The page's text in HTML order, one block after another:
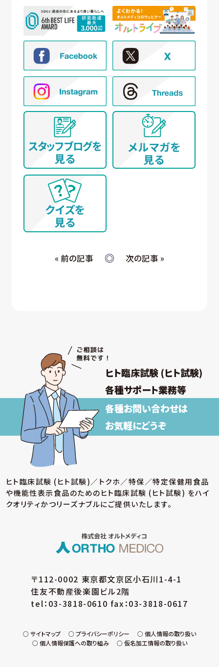
信、対象者の抽出を含む)
② 新規モニター試験の参加者募集および管理
③ モニター試験参加者への条件確認、連絡
④ モニター試験参加者への謝礼の支払い
⑤ モニター様からのお問い合わせ・ご要望への
対応
⑥ アンケートによる調査
⑦ 統計的な集計・分析、新規サービスの検討や
提案（データを公表する際は個人が特定でき
ないように配慮いたします）
(イ) 弊社とお取引き又は提携する企業、施設、団体
等 に所属する方から、WEBサイト、名刺交換
(WEB上を含む)、開催イベント、その他当社所定
の手続きを通じて取得する個人情報について
① WEBサイトの運営管理 (メールマガジン配
信、対象者の抽出を含む)
② 各種お問合せ・ご要望への対応
③ 商談・打ち合わせ・契約の履行
④ 当社が委託された業務の遂行
(ウ) 従業員・役員 (過去に従業員・役員であった者を
与支払その他の労務管理
③ 福利厚生、教育研修、安全衛生管理
取得した個人情報について上記以外の目的外
利用を行わず、またそのための措置を講じます。
【保有個人データの安全管理のために講じた
措置】
当社では個人情報保護法に基づき、保有個人データ
の安全管理のために、以下の措置を講じています。
(ア) 個人情報保護方針の策定
係法令等の遵守」、「個人情報の取得・利用・提
供」、「個人情報の取得元」、「質問および苦情相
談の窓口」等についての個人情報保護方針を策
取得・入力、利用・加工、保管・保存、移送・送信、
消去・廃棄等の段階ごとに、取扱方法、管理者・
取扱規程を策定しています。また、個人データの
安全管理、取扱状況の点検及び監査、外部委託
に係る規程を整備しています。
(ウ) 組織的安全管理措置
設置するとともに、個人データを取り扱う従業
員・役員および当該従業員・役員が取り扱う個
« 前の記事 次の記事 »
ヒト臨床試験 (ヒト試験)
各種サポート業務等
各種お問い合わせは
お気軽にどうぞ
ヒト臨床試験 (ヒト試験)／トクホ／特保／特定保健用食品
や機能性表示食品のためのヒト臨床試験 (ヒト試験) をハイ
クオリティかつリーズナブルにご提供いたします。
〒112-0002 東京都文京区小石川1-4-1
住友不動産後楽園ビル2階
tel：03-3818-0610 fax：03-3818-0617
サイトマップ プライバシーポリシー
個人情報の取り扱い
個人情報保護への取り組み
仮名加工情報の取り扱い